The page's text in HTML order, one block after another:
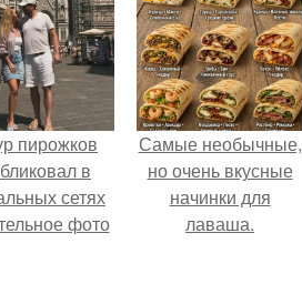
пирожков
в
сетях
фото
Самые необычные,
но очень вкусные
начинки для
лаваша.